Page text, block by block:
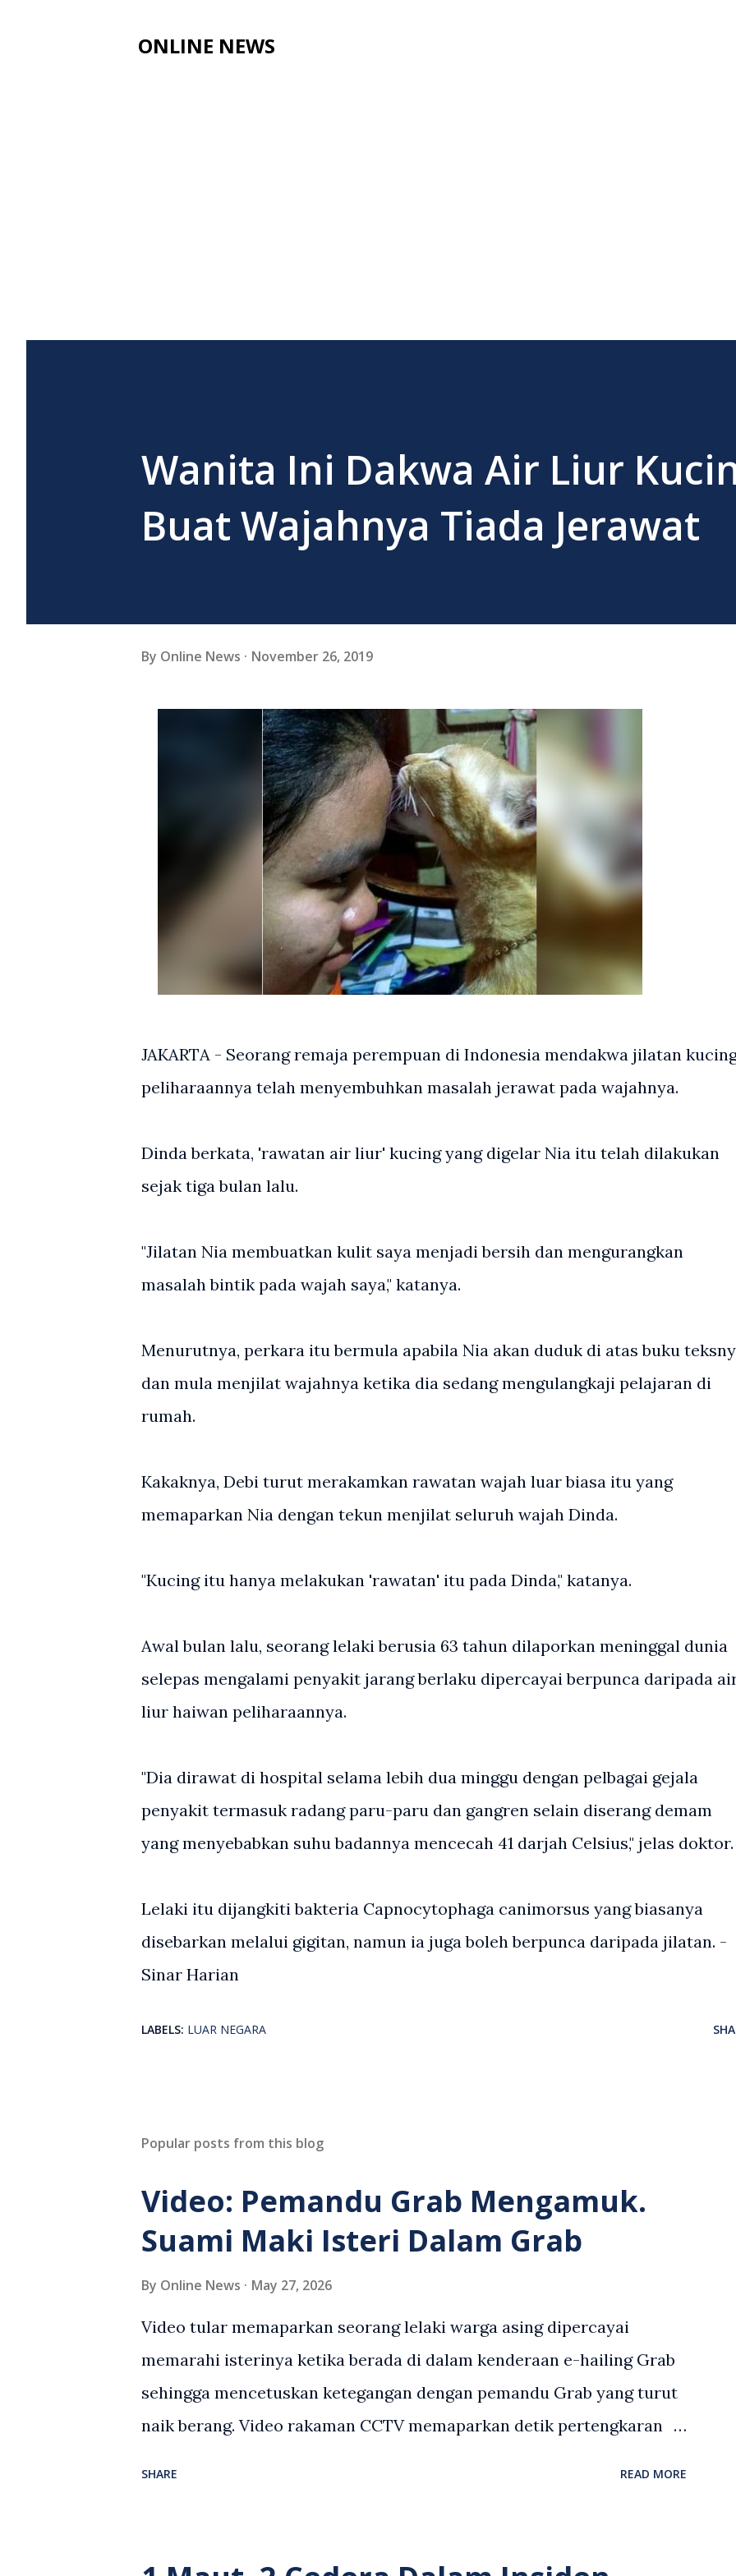
ONLINE NEWS
Wanita Ini Dakwa Air Liur
Buat Wajahnya Tiada Jerawat
By Online News November 26, 2019
JAKARTA - Seorang remaja perempuan di Indonesia mendakwa jilatan
peliharaannya telah menyembuhkan masalah jerawat pada wajahnya.
Dinda berkata, 'rawatan air liur' kucing yang digelar Nia itu telah dilakukan
sejak tiga bulan lalu.
"Jilatan Nia membuatkan kulit saya menjadi bersih dan mengurangkan
masalah bintik pada wajah saya," katanya.
Menurutnya, perkara itu bermula apabila Nia akan duduk di atas buku
dan mula menjilat wajahnya ketika dia sedang mengulangkaji pelajaran di
rumah.
Kakaknya, Debi turut merakamkan rawatan wajah luar biasa itu yang
memaparkan Nia dengan tekun menjilat seluruh wajah Dinda.
"Kucing itu hanya melakukan 'rawatan' itu pada Dinda," katanya.
Awal bulan lalu, seorang lelaki berusia 63 tahun dilaporkan meninggal dunia
selepas mengalami penyakit jarang berlaku dipercayai berpunca daripada
liur haiwan peliharaannya.
"Dia dirawat di hospital selama lebih dua minggu dengan pelbagai gejala
penyakit termasuk radang paru-paru dan gangren selain diserang demam
yang menyebabkan suhu badannya mencecah 41 darjah Celsius," jelas doktor.
Lelaki itu dijangkiti bakteria Capnocytophaga canimorsus yang biasanya
disebarkan melalui gigitan, namun ia juga boleh berpunca daripada jilatan. -
Sinar Harian
LABELS: LUAR NEGARA
Popular posts from this blog
Video: Pemandu Grab Mengamuk.
Suami Maki Isteri Dalam Grab
By Online News May 27, 2026
Video tular memaparkan seorang lelaki warga asing dipercayai
memarahi isterinya ketika berada di dalam kenderaan e-hailing Grab
sehingga mencetuskan ketegangan dengan pemandu Grab yang turut
naik berang. Video rakaman CCTV memaparkan detik pertengkaran
SHARE READ MORE